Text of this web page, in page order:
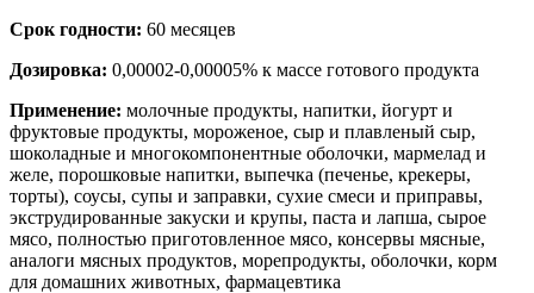
Срок годности: 60 месяцев
Дозировка: 0,00002-0,00005% к массе готового продукта
Применение: молочные продукты, напитки, йогурт и
фруктовые продукты, мороженое, сыр и плавленый сыр,
шоколадные и многокомпонентные оболочки, мармелад и
желе, порошковые напитки, выпечка (печенье, крекеры,
торты), соусы, супы и заправки, сухие смеси и приправы,
экструдированные закуски и крупы, паста и лапша, сырое
мясо, полностью приготовленное мясо, консервы мясные,
аналоги мясных продуктов, морепродукты, оболочки, корм
для домашних животных, фармацевтика